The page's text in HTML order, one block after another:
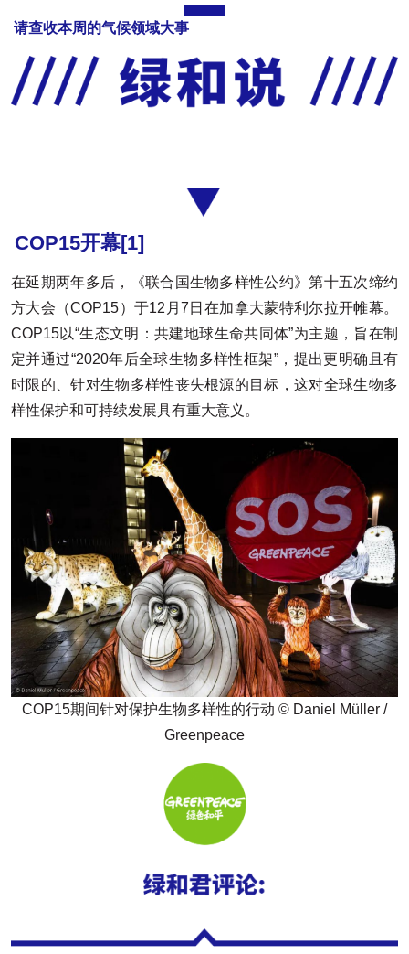
请查收本周的气候领域大事
COP15开幕[1]
在延期两年多后，《联合国生物多样性公约》第十五次缔约
方大会（COP15）于12月7日在加拿大蒙特利尔拉开帷幕。
COP15以“生态文明：共建地球生命共同体”为主题，旨在制
定并通过“2020年后全球生物多样性框架”，提出更明确且有
时限的、针对生物多样性丧失根源的目标，这对全球生物多
样性保护和可持续发展具有重大意义。
COP15期间针对保护生物多样性的行动 © Daniel Müller /
Greenpeace